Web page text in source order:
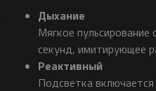
Дыхание
Мягкое
секунд, имитирующее
Реактивный
Подсветка